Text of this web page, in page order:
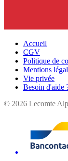
Accueil
CGV
Politique de
Mentions
Vie privée
Besoin d'aide
© 2026 Lecomte